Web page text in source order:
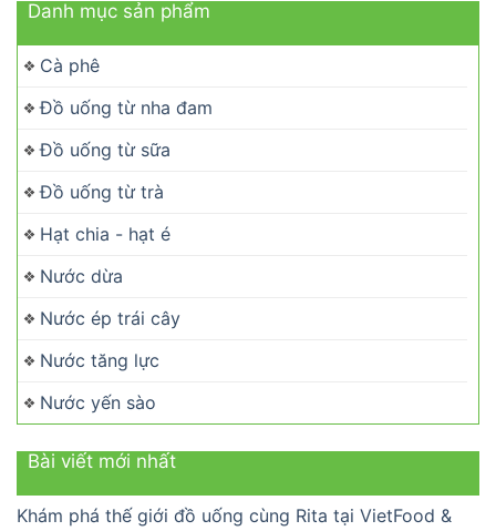
Danh mục sản phẩm
Cà phê
Đồ uống từ nha đam
Đồ uống từ sữa
Đồ uống từ trà
Hạt chia - hạt é
Nước dừa
Nước ép trái cây
Nước tăng lực
Nước yến sào
Bài viết mới nhất
Khám phá thế giới đồ uống cùng Rita tại VietFood &